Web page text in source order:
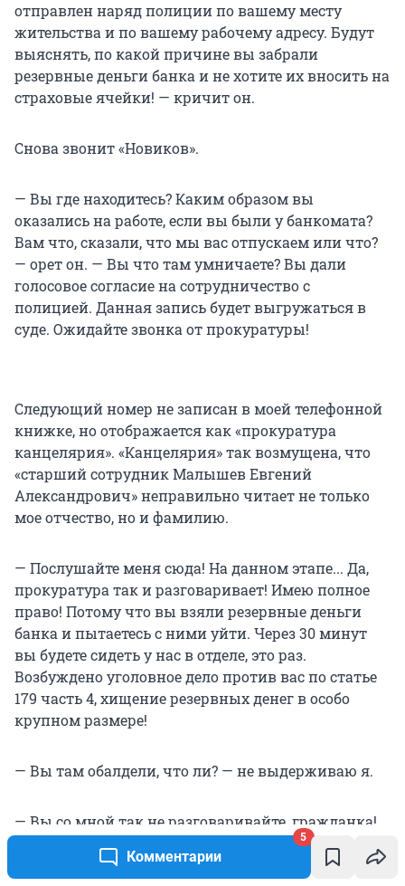
Комментарии
5
отправлен наряд полиции по вашему месту
жительства и по вашему рабочему адресу. Будут
выяснять, по какой причине вы забрали
резервные деньги банка и не хотите их вносить на
страховые ячейки! — кричит он.
Снова звонит «Новиков».
— Вы где находитесь? Каким образом вы
оказались на работе, если вы были у банкомата?
Вам что, сказали, что мы вас отпускаем или что?
— орет он. — Вы что там умничаете? Вы дали
голосовое согласие на сотрудничество с
полицией. Данная запись будет выгружаться в
суде. Ожидайте звонка от прокуратуры!
Следующий номер не записан в моей телефонной
книжке, но отображается как «прокуратура
канцелярия». «Канцелярия» так возмущена, что
«старший сотрудник Малышев Евгений
Александрович» неправильно читает не только
мое отчество, но и фамилию.
— Послушайте меня сюда! На данном этапе... Да,
прокуратура так и разговаривает! Имею полное
право! Потому что вы взяли резервные деньги
банка и пытаетесь с ними уйти. Через 30 минут
вы будете сидеть у нас в отделе, это раз.
Возбуждено уголовное дело против вас по статье
179 часть 4, хищение резервных денег в особо
крупном размере!
— Вы там обалдели, что ли? — не выдерживаю я.
— Вы со мной так не разговаривайте, гражданка!
Обалдеете сейчас вы у меня! Подойдите к
начальнику и трубку передайте. Адвокат у вас